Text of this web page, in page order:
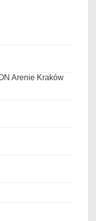
Arenie Kraków